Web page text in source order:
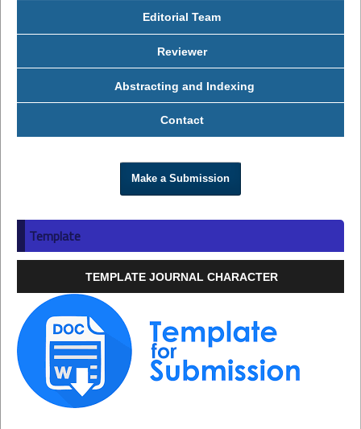
Editorial Team
Reviewer
Abstracting and Indexing
Contact
Make a Submission
Template
TEMPLATE JOURNAL CHARACTER